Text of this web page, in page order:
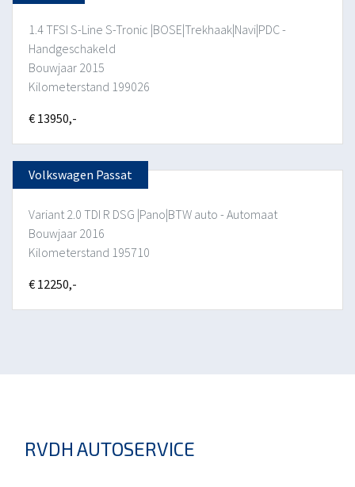
1.4 TFSI S-Line S-Tronic |BOSE|Trekhaak|Navi|PDC -
Handgeschakeld
Bouwjaar 2015
Kilometerstand 199026
€ 13950,-
Volkswagen Passat
Variant 2.0 TDI R DSG |Pano|BTW auto - Automaat
Bouwjaar 2016
Kilometerstand 195710
€ 12250,-
RVDH AUTOSERVICE